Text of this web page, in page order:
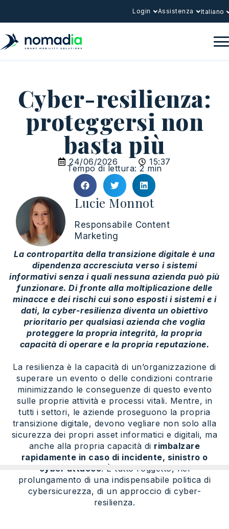
Login Assistenza Italiano
Cyber-resilienza:
proteggersi non
basta più
24/06/2026 15:37
Tempo di lettura: 2 min
Lucie Monnot
Responsabile Content
Marketing
La contropartita della transizione digitale è una
dipendenza accresciuta verso i sistemi
informativi senza i quali nessuna azienda può più
funzionare. Di fronte alla moltiplicazione delle
minacce e dei rischi cui sono esposti i sistemi e i
dati, la cyber-resilienza diventa un obiettivo
prioritario per qualsiasi azienda che voglia
proteggere la propria integrità, la propria
capacità di operare e la propria reputazione.
La resilienza è la capacità di un’organizzazione di
superare un evento o delle condizioni contrarie
minimizzando le conseguenze di questo evento
sulle proprie attività e processi vitali. Mentre, in
tutti i settori, le aziende proseguono la propria
transizione digitale, devono vegliare non solo alla
sicurezza dei propri asset informatici e digitali, ma
anche alla propria capacità di rimbalzare
rapidamente in caso di incidente, sinistro o
cyber attacco. È tutto l’oggetto, nel
prolungamento di una indispensabile politica di
cybersicurezza, di un approccio di cyber-
resilienza.